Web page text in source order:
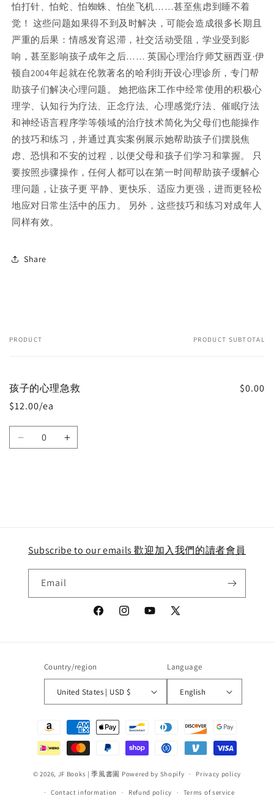
怕打针、怕蛇、怕蜘蛛、怕坐飞机……甚至焦虑到睡不着
觉！ 这些问题如果得不到及时解决，可能会造成很多长期且
严重的后果：情感发育迟滞，社交活动受阻，学业受到影
响，甚至影响孩子成年之后…… 英国心理治疗师艾丽西亚·伊
顿自2004年起就在伦敦著名的哈利街开设心理诊所，专门帮
助孩子们解决心理问题。 她把临床工作中经常使用的积极心
理学、认知行为疗法、正念疗法、心理感觉疗法、催眠疗法
和神经语言程序学等领域的治疗技术简化为父母们也能操作
的技巧和练习，并通过真实案例展示她帮助孩子们摆脱焦
虑、恐惧和不安的过程，以便父母和孩子们学习和掌握。 只
要按照步骤操作，任何人都可以在第一时间帮助孩子缓解心
理问题，让孩子更 平静、更快乐、适应力更强，进而更轻松
地应对日常生活中的压力。 另外，这些技巧和练习对成年人
同样有效。
Share
Your
PRODUCT PRODUCT SUBTOTAL
孩子的心理急救
$12.00/ea
$0.00
Decrease Increase
Subscribe to our emails 歡迎加入我們的讀者會員
Email
FacebookInstagramYouTube
X
Country/region
United States | USD $
Language
English
Payment
© 2026, JF Books | 季風書園 Powered by Shopify Privacy policy
Contact information Refund policy Terms of service